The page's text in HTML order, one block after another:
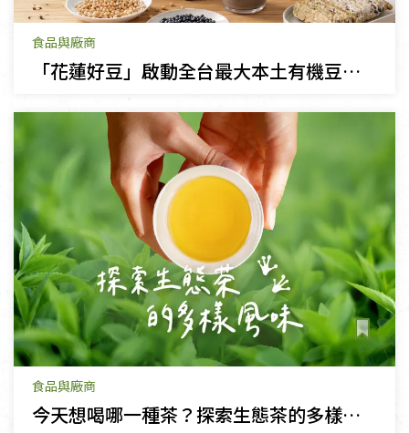
食品與廠商
「花蓮好豆」啟動全台最大本土有機豆產業鏈
食品與廠商
今天想喝哪一種茶？探索生態茶的多樣風味